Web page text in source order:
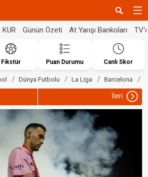
Günün Özeti At Yarışı Bankoları
Fikstür Puan Durumu Canlı Skor
Dünya Futbolu La Liga Barcelona
İleri